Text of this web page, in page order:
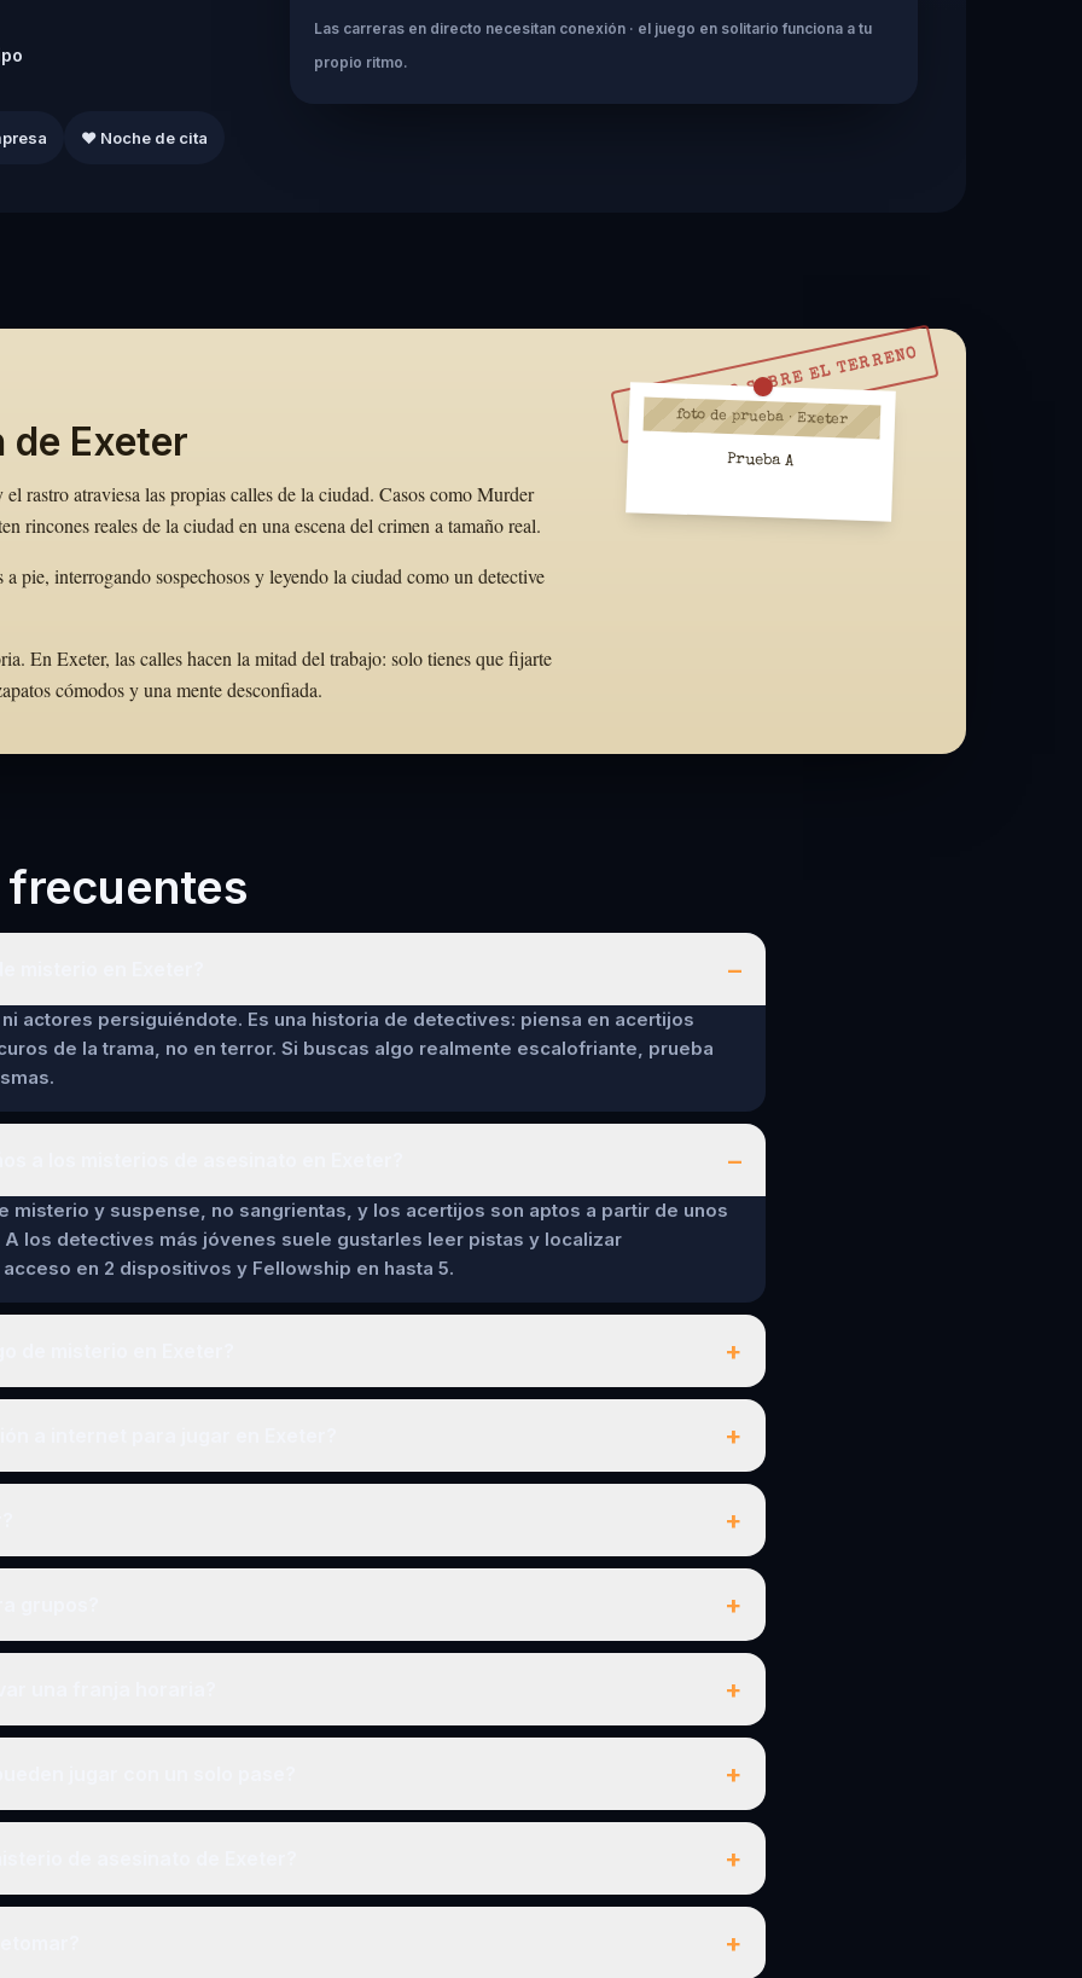
❤️ Noche de cita
Las carreras en directo necesitan conexión · el juego en solitario funciona a tu
propio ritmo.
RESUÉLVELO SOBRE EL TERRENO
de Exeter
rastro atraviesa las propias calles de la ciudad. Casos como Murder
rincones reales de la ciudad en una escena del crimen a tamaño real.
pie, interrogando sospechosos y leyendo la ciudad como un detective
En Exeter, las calles hacen la mitad del trabajo: solo tienes que fijarte
cómodos y una mente desconfiada.
foto de prueba · Exeter
Prueba A
frecuentes
–
actores persiguiéndote. Es una historia de detectives: piensa en acertijos
de la trama, no en terror. Si buscas algo realmente escalofriante, prueba
–
misterio y suspense, no sangrientas, y los acertijos son aptos a partir de unos
A los detectives más jóvenes suele gustarles leer pistas y localizar
en 2 dispositivos y Fellowship en hasta 5.
+
+
+
+
+
+
+
+